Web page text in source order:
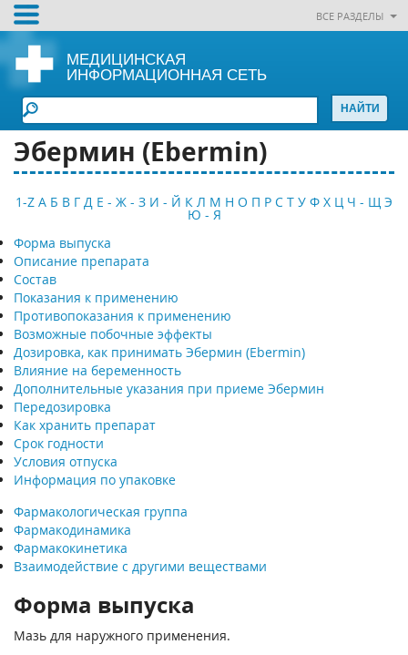
ВСЕ РАЗДЕЛЫ
МЕДИЦИНСКАЯ
ИНФОРМАЦИОННАЯ СЕТЬ
Эбермин (Ebermin)
1-Z А Б В Г Д Е - Ж - З И - Й К Л М Н О П Р С Т У Ф Х Ц Ч - Щ Э
Ю - Я
Форма выпуска
Описание препарата
Состав
Показания к применению
Противопоказания к применению
Возможные побочные эффекты
Дозировка, как принимать Эбермин (Ebermin)
Влияние на беременность
Дополнительные указания при приеме Эбермин
Передозировка
Как хранить препарат
Срок годности
Условия отпуска
Информация по упаковке
Фармакологическая группа
Фармакодинамика
Фармакокинетика
Взаимодействие с другими веществами
Форма выпуска
Мазь для наружного применения.